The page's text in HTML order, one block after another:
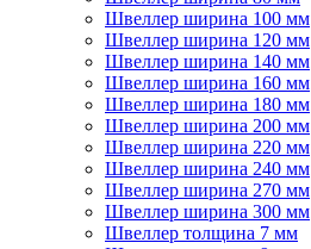
Швеллер ширина 100 мм
Швеллер ширина 120 мм
Швеллер ширина 140 мм
Швеллер ширина 160 мм
Швеллер ширина 180 мм
Швеллер ширина 200 мм
Швеллер ширина 220 мм
Швеллер ширина 240 мм
Швеллер ширина 270 мм
Швеллер ширина 300 мм
Швеллер толщина 7 мм